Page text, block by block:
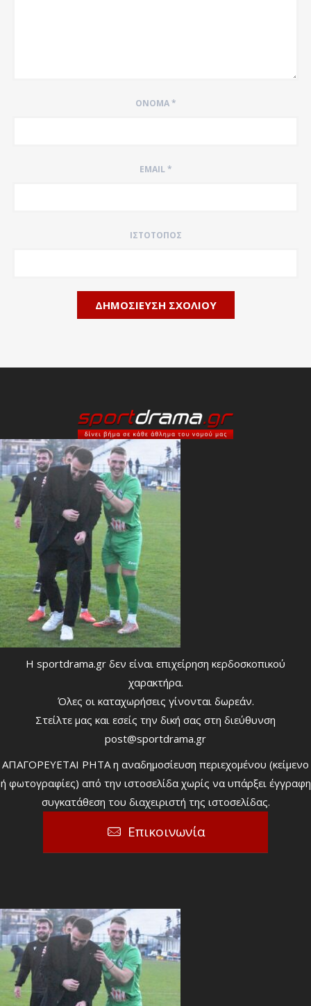
ΌΝΟΜΑ*
EMAIL*
ΙΣΤΌΤΟΠΟΣ
Η sportdrama.gr δεν είναι επιχείρηση κερδοσκοπικού
χαρακτήρα.
Όλες οι καταχωρήσεις γίνονται δωρεάν.
Στείλτε μας και εσείς την δική σας στη διεύθυνση
post@sportdrama.gr
ΑΠΑΓΟΡΕΥΕΤΑΙ ΡΗΤΑ η αναδημοσίευση περιεχομένου (κείμενο
ή φωτογραφίες) από την ιστοσελίδα χωρίς να υπάρξει έγγραφη
συγκατάθεση του διαχειριστή της ιστοσελίδας.
Επικοινωνία